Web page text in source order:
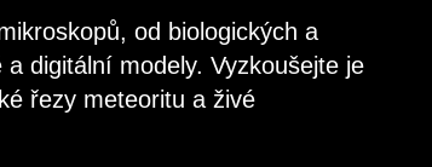
od biologických a
digitální modely. Vyzkoušejte je
řezy meteoritu a živé